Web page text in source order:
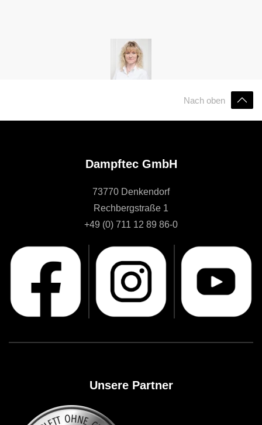
Nach oben
Dampftec GmbH
73770 Denkendorf
Rechbergstraße 1
+49 (0) 711 12 89 86-0
Unsere Partner